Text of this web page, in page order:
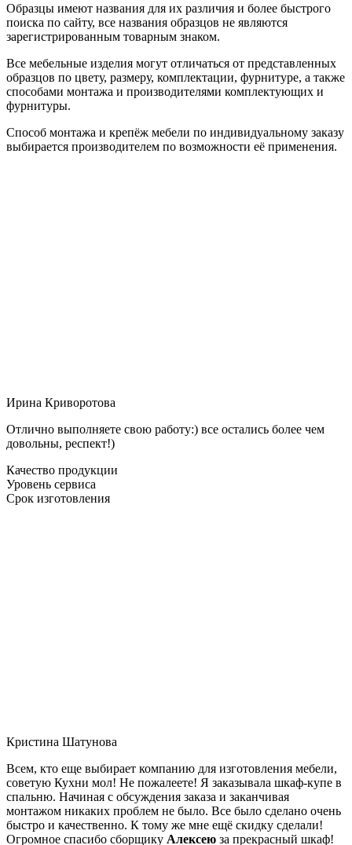
Образцы имеют названия для их различия и более быстрого
поиска по сайту, все названия образцов не являются
зарегистрированным товарным знаком.
Все мебельные изделия могут отличаться от представленных
образцов по цвету, размеру, комплектации, фурнитуре, а также
способами монтажа и производителями комплектующих и
фурнитуры.
Способ монтажа и крепёж мебели по индивидуальному заказу
выбирается производителем по возможности её применения.
Ирина Криворотова
Отлично выполняете свою работу:) все остались более чем
довольны, респект!)
Качество продукции
Уровень сервиса
Срок изготовления
Кристина Шатунова
Всем, кто еще выбирает компанию для изготовления мебели,
советую Кухни мол! Не пожалеете! Я заказывала шкаф-купе в
спальню. Начиная с обсуждения заказа и заканчивая
монтажом никаких проблем не было. Все было сделано очень
быстро и качественно. К тому же мне ещё скидку сделали!
Огромное спасибо сборщику Алексею за прекрасный шкаф!